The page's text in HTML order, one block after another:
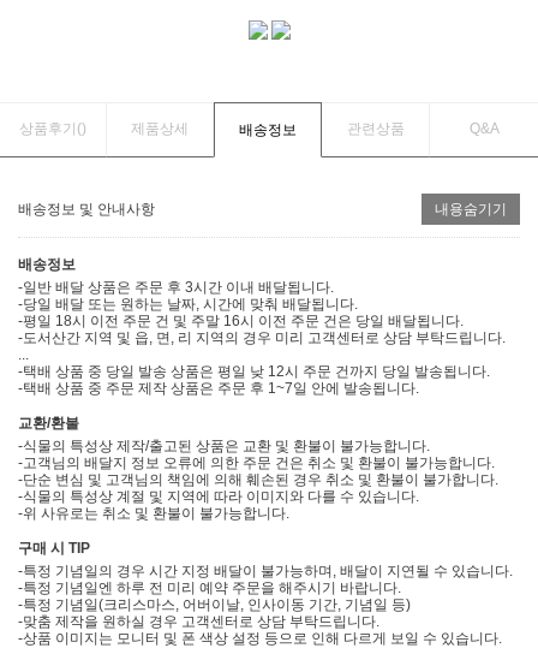
상품후기() 제품상세 배송정보 관련상품 Q&A
배송정보 및 안내사항 내용숨기기
배송정보
-일반 배달 상품은 주문 후 3시간 이내 배달됩니다.
-당일 배달 또는 원하는 날짜, 시간에 맞춰 배달됩니다.
-평일 18시 이전 주문 건 및 주말 16시 이전 주문 건은 당일 배달됩니다.
-도서산간 지역 및 읍, 면, 리 지역의 경우 미리 고객센터로 상담 부탁드립니다.
-택배 상품 중 당일 발송 상품은 평일 낮 12시 주문 건까지 당일 발송됩니다.
-택배 상품 중 주문 제작 상품은 주문 후 1~7일 안에 발송됩니다.
교환/환불
-식물의 특성상 제작/출고된 상품은 교환 및 환불이 불가능합니다.
-고객님의 배달지 정보 오류에 의한 주문 건은 취소 및 환불이 불가능합니다.
-단순 변심 및 고객님의 책임에 의해 훼손된 경우 취소 및 환불이 불가합니다.
-식물의 특성상 계절 및 지역에 따라 이미지와 다를 수 있습니다.
-위 사유로는 취소 및 환불이 불가능합니다.
구매 시 TIP
-특정 기념일의 경우 시간 지정 배달이 불가능하며, 배달이 지연될 수 있습니다.
-특정 기념일엔 하루 전 미리 예약 주문을 해주시기 바랍니다.
-특정 기념일(크리스마스, 어버이날, 인사이동 기간, 기념일 등)
-맞춤 제작을 원하실 경우 고객센터로 상담 부탁드립니다.
-상품 이미지는 모니터 및 폰 색상 설정 등으로 인해 다르게 보일 수 있습니다.